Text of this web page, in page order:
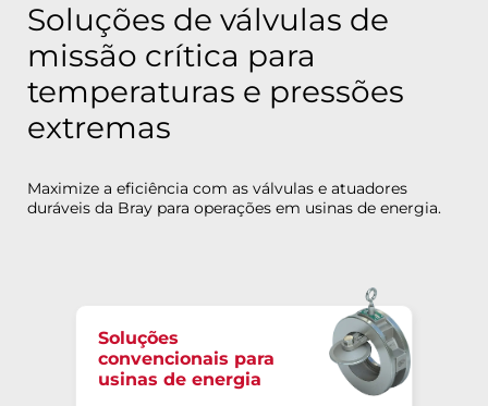
Soluções de válvulas de
missão crítica para
temperaturas e pressões
extremas
Maximize a eficiência com as válvulas e atuadores
duráveis da Bray para operações em usinas de energia.
Soluções
convencionais para
usinas de energia